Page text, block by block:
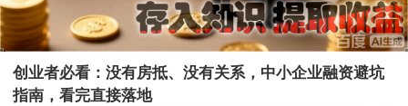
创业者必看：没有房抵、没有关系，中小企业融资避坑
指南，看完直接落地